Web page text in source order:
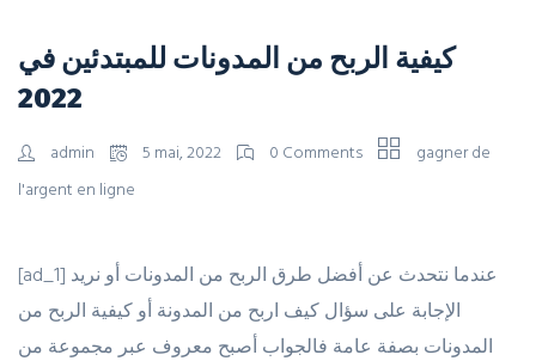
كيفية الربح من المدونات للمبتدئين في
2022
admin 5 mai, 2022 0 Comments
gagner de
l'argent en ligne
[ad_1] عندما نتحدث عن أفضل طرق الربح من المدونات أو نريد
الإجابة على سؤال كيف اربح من المدونة أو كيفية الربح من
المدونات بصفة عامة فالجواب أصبح معروف عبر مجموعة من